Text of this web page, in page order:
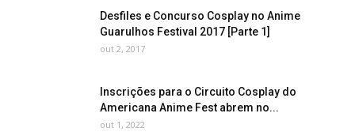
Desfiles e Concurso Cosplay no Anime
Guarulhos Festival 2017 [Parte 1]
out 2, 2017
Inscrições para o Circuito Cosplay do
Americana Anime Fest abrem no...
out 1, 2022